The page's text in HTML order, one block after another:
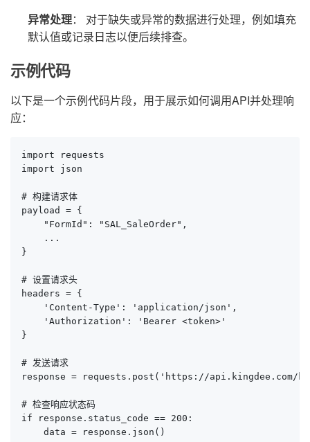
异常处理： 对于缺失或异常的数据进行处理，例如填充
默认值或记录日志以便后续排查。
示例代码
以下是一个示例代码片段，用于展示如何调用API并处理响
应：
import requests
import json
# 构建请求体
payload = {
    "FormId": "SAL_SaleOrder",
    ...
}
# 设置请求头
headers = {
    'Content-Type': 'application/json',
    'Authorization': 'Bearer <token>'
}
# 发送请求
response = requests.post('https://api.kingdee.com/
# 检查响应状态码
if response.status_code == 200:
    data = response.json()